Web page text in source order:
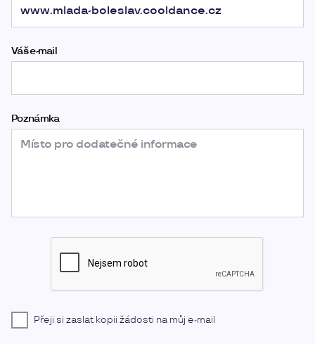
Váš e-mail
Poznámka
Přeji si zaslat kopii žádosti na můj e-mail